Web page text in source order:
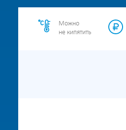
Можно
не кипятить